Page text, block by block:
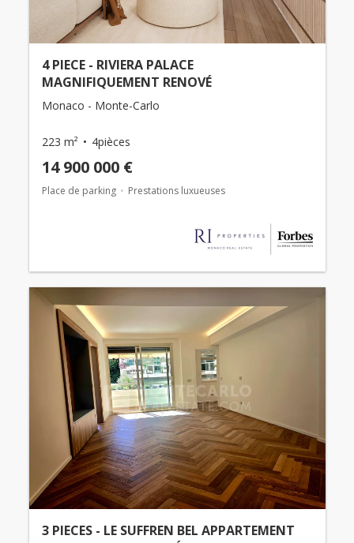
4 PIECE - RIVIERA PALACE
MAGNIFIQUEMENT RENOVÉ
Monaco - Monte-Carlo
223 m² 4pièces
14 900 000 €
Place de parking Prestations luxueuses
3 PIECES - LE SUFFREN BEL APPARTEMENT